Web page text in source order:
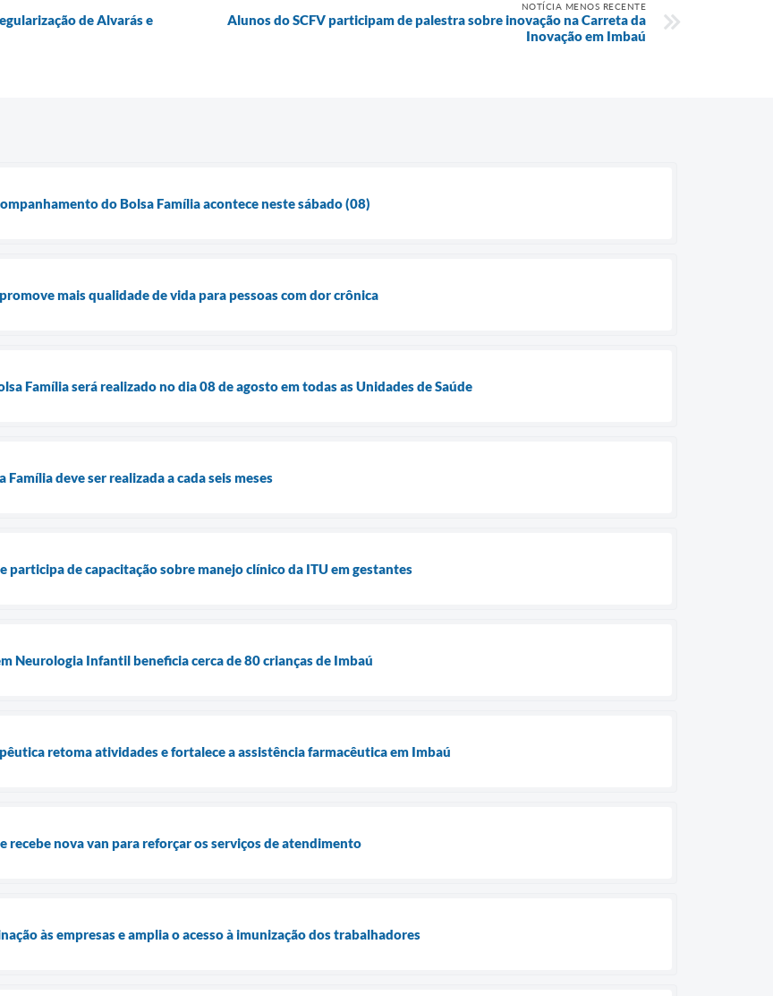
de Alvarás e
NOTÍCIA MENOS RECENTE
Alunos do SCFV participam de palestra sobre inovação na Carreta da
Inovação em Imbaú
do Bolsa Família acontece neste sábado (08)
mais qualidade de vida para pessoas com dor crônica
Família será realizado no dia 08 de agosto em todas as Unidades de Saúde
deve ser realizada a cada seis meses
participa de capacitação sobre manejo clínico da ITU em gestantes
Neurologia Infantil beneficia cerca de 80 crianças de Imbaú
retoma atividades e fortalece a assistência farmacêutica em Imbaú
recebe nova van para reforçar os serviços de atendimento
às empresas e amplia o acesso à imunização dos trabalhadores